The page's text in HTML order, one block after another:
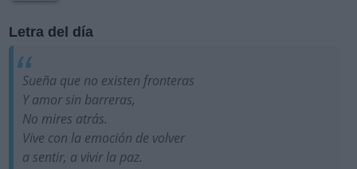
Letra del día
Sueña que no existen fronteras
Y amor sin barreras,
No mires atrás.
Vive con la emoción de volver
a sentir, a vivir la paz.